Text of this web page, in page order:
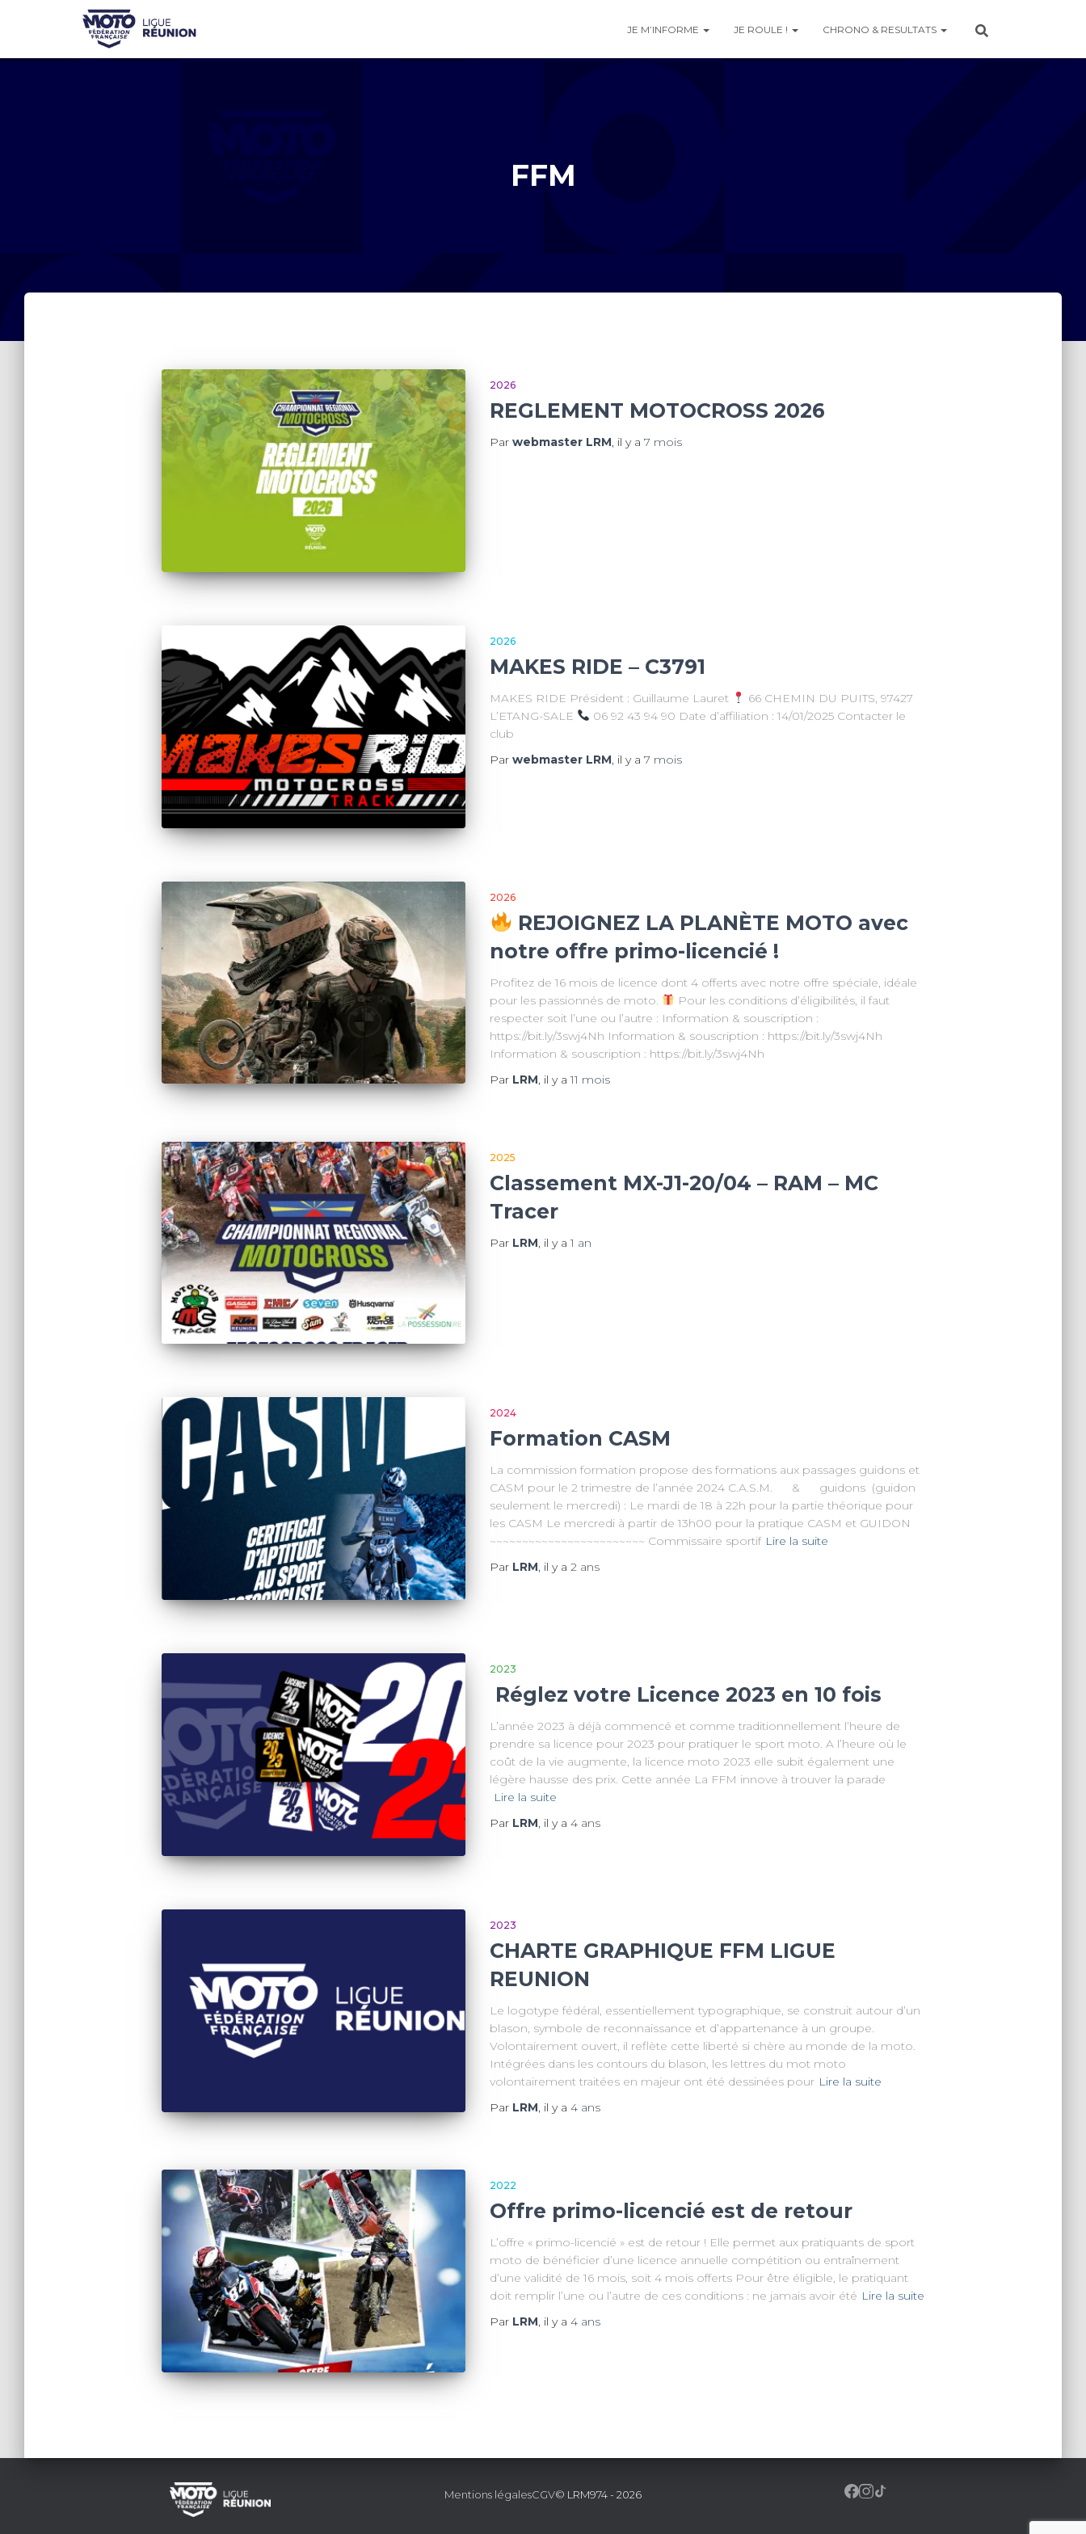
JE M’INFORME JE ROULE ! CHRONO & RESULTATS
FFM
2026
REGLEMENT MOTOCROSS 2026
Par webmaster LRM, il y a 7 mois
2026
MAKES RIDE – C3791
MAKES RIDE Président : Guillaume Lauret
66 CHEMIN DU PUITS, 97427
L’ETANG-SALE
06 92 43 94 90 Date d’affiliation : 14/01/2025 Contacter le
club
Par webmaster LRM, il y a 7 mois
2026
REJOIGNEZ LA PLANÈTE MOTO avec
notre offre primo-licencié !
Profitez de 16 mois de licence dont 4 offerts avec notre offre spéciale, idéale
pour les passionnés de moto.
Pour les conditions d’éligibilités, il faut
respecter soit l’une ou l’autre : Information & souscription :
https://bit.ly/3swj4Nh Information & souscription : https://bit.ly/3swj4Nh
Information & souscription : https://bit.ly/3swj4Nh
Par LRM, il y a11 mois
2025
Classement MX-J1-20/04 – RAM – MC
Tracer
Par LRM, il y a1 an
2024
Formation CASM
La commission formation propose des formations aux passages guidons et
CASM pour le 2 trimestre de l’année 2024 C.A.S.M. & guidons (guidon
seulement le mercredi) : Le mardi de 18 à 22h pour la partie théorique pour
les CASM Le mercredi à partir de 13h00 pour la pratique CASM et GUIDON
~~~~~~~~~~~~~~~~~~~~~~~~ Commissaire sportif Lire la suite
Par LRM, il y a 2 ans
2023
Réglez votre Licence 2023 en 10 fois
L’année 2023 à déjà commencé et comme traditionnellement l’heure de
prendre sa licence pour 2023 pour pratiquer le sport moto. A l’heure où le
coût de la vie augmente, la licence moto 2023 elle subit également une
légère hausse des prix. Cette année La FFM innove à trouver la parade
Lire la suite
Par LRM, il y a 4 ans
2023
CHARTE GRAPHIQUE FFM LIGUE
REUNION
Le logotype fédéral, essentiellement typographique, se construit autour d’un
blason, symbole de reconnaissance et d’appartenance à un groupe.
Volontairement ouvert, il reflète cette liberté si chère au monde de la moto.
Intégrées dans les contours du blason, les lettres du mot moto
volontairement traitées en majeur ont été dessinées pour Lire la suite
Par LRM, il y a 4 ans
2022
Offre primo-licencié est de retour
L’offre « primo-licencié » est de retour ! Elle permet aux pratiquants de sport
moto de bénéficier d’une licence annuelle compétition ou entraînement
d’une validité de 16 mois, soit 4 mois offerts Pour être éligible, le pratiquant
doit remplir l’une ou l’autre de ces conditions : ne jamais avoir été Lire la suite
Par LRM, il y a 4 ans
Mentions légalesCGV© LRM974 - 2026